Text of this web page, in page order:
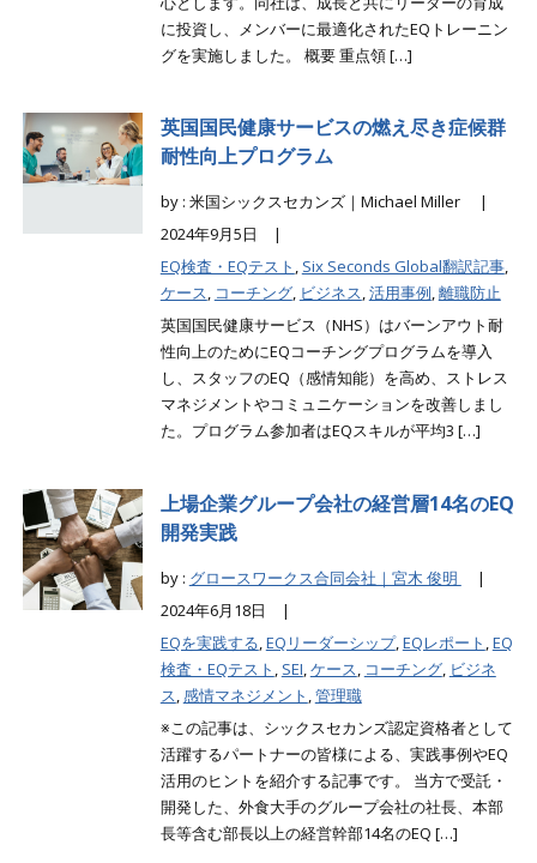
に投資し、メンバーに最適化されたEQトレーニン
グを実施しました。 概要 重点領 […]
英国国民健康サービスの燃え尽き症候群
耐性向上プログラム
by : 米国シックスセカンズ｜Michael Miller |
2024年9月5日 |
EQ検査・EQテスト , Six Seconds Global翻訳記事,
ケース, コーチング, ビジネス,活用事例,離職防止
英国国民健康サービス（NHS）はバーンアウト耐
性向上のためにEQコーチングプログラムを導入
し、スタッフのEQ（感情知能）を高め、ストレス
マネジメントやコミュニケーションを改善しまし
た。プログラム参加者はEQスキルが平均3 […]
上場企業グループ会社の経営層14名のEQ
開発実践
by : グロースワークス合同会社｜宮木 俊明
|
2024年6月18日 |
EQを実践する,EQリーダーシップ,EQレポート ,EQ
検査・EQテスト , SEI,ケース, コーチング, ビジネ
ス,感情マネジメント ,管理職
※この記事は、シックスセカンズ認定資格者として
活躍するパートナーの皆様による、実践事例やEQ
活用のヒントを紹介する記事です。 当方で受託・
開発した、外食大手のグループ会社の社長、本部
長等含む部長以上の経営幹部14名のEQ […]